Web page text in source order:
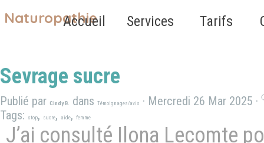
Naturopathie Sauter le
Accueil Services ▼
Tarifs
Sevrage sucre
Publié par Cindy B. dans Témoignages/avis
· Mercredi 26 Mar 2025 ·
Tags:
stop, sucre, aide, femme
J’ai consulté Ilona Lecomte